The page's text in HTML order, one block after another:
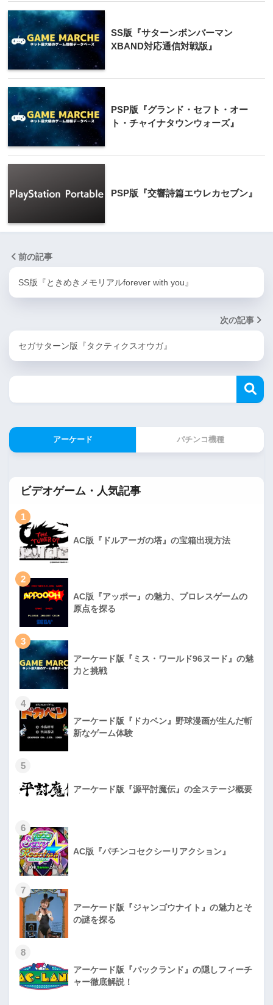
SS版『サターンボンバーマン
XBAND対応通信対戦版』
PSP版『グランド・セフト・オー
ト・チャイナタウンウォーズ』
PSP版『交響詩篇エウレカセブン』
前の記事
SS版『ときめきメモリアルforever with you』
次の記事
セガサターン版『タクティクスオウガ』
アーケード パチンコ機種
ビデオゲーム・人気記事
1
AC版『ドルアーガの塔』の宝箱出現方法
2
AC版『アッポー』の魅力、プロレスゲームの
原点を探る
3
アーケード版『ミス・ワールド96ヌード』の魅
力と挑戦
4
アーケード版『ドカベン』野球漫画が生んだ斬
新なゲーム体験
5
アーケード版『源平討魔伝』の全ステージ概要
6
AC版『パチンコセクシーリアクション』
7
アーケード版『ジャンゴウナイト』の魅力とそ
の謎を探る
8
アーケード版『パックランド』の隠しフィーチ
ャー徹底解説！